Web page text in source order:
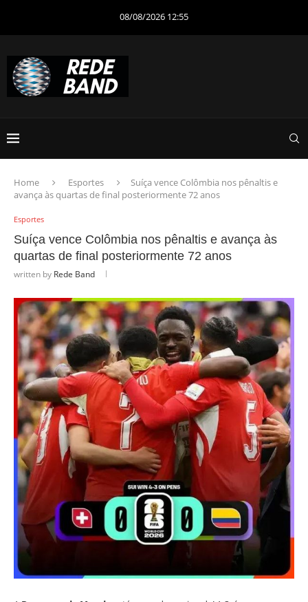
08/08/2026 12:55
Home Esportes
Suíça vence Colômbia nos pênaltis e
avança às quartas de final posteriormente 72 anos
Esportes
Suíça vence Colômbia nos pênaltis e avança às
quartas de final posteriormente 72 anos
written by Rede Band